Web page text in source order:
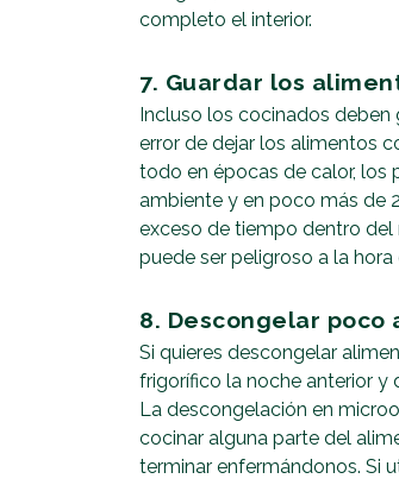
completo el interior.
7. Guardar los
Incluso los cocinados deben
error de dejar los alimentos
todo en épocas de calor, los
ambiente y en poco más de
exceso de tiempo dentro del
puede ser peligroso a la
8. Descongelar poco
Si quieres descongelar
frigorífico la noche anterior y
La descongelación en
cocinar alguna parte del
terminar enfermándonos. Si